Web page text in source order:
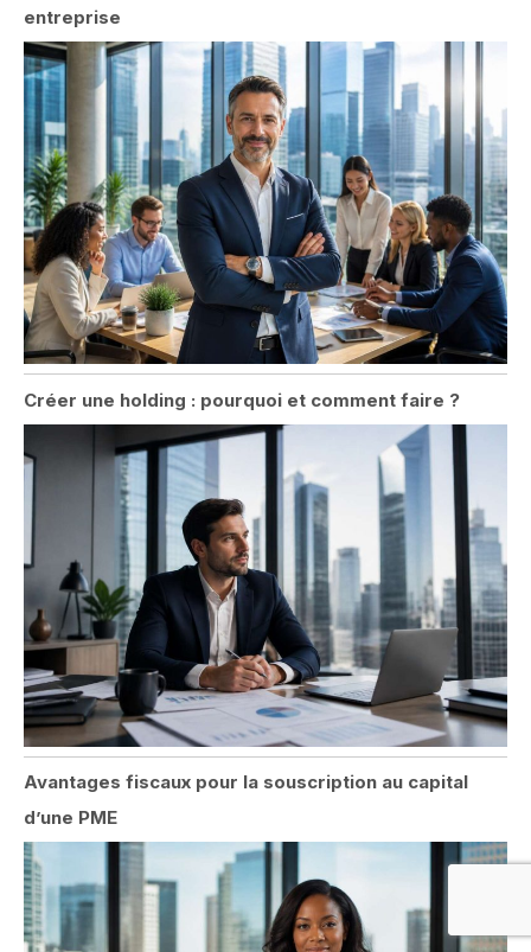
entreprise
Créer une holding : pourquoi et comment faire ?
Avantages fiscaux pour la souscription au capital
d’une PME